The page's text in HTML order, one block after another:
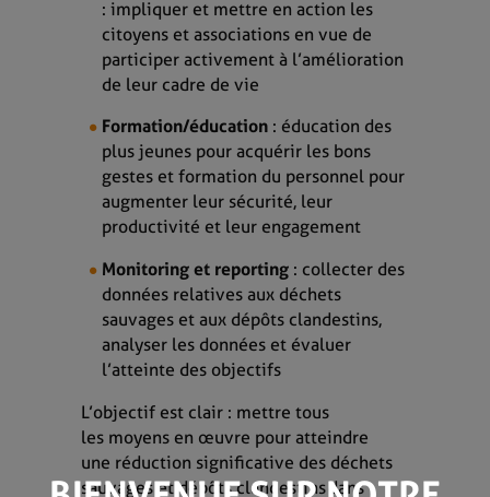
: impliquer et mettre en action les
citoyens et associations en vue de
participer activement à l’amélioration
de leur cadre de vie​
Formation/éducation: éducation des
plus jeunes pour acquérir les bons
gestes et ​formation du personnel pour
augmenter leur sécurité, leur
productivité et leur engagement​
Monitoring et reporting: collecter des
données relatives aux déchets
sauvages et aux dépôts clandestins,
analyser les données et évaluer
l’atteinte des objectifs
L’objectif est clair : mettre tous
les moyens en œuvre pour atteindre
une réduction significative des déchets
sauvages et dépôts clandestins dans